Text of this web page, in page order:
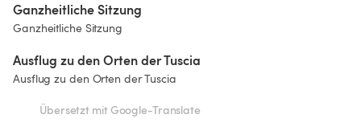
Ganzheitliche Sitzung
Ganzheitliche Sitzung
Ausflug zu den Orten der Tuscia
Ausflug zu den Orten der Tuscia
Übersetzt mit Google-Translate